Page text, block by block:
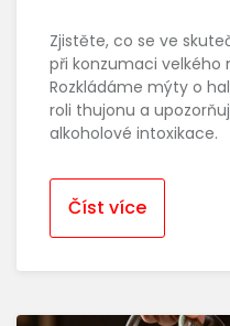
Zjistěte, co se ve
při konzumaci velkého
Rozkládáme mýty o
roli thujonu a
alkoholové intoxikace.
Číst více